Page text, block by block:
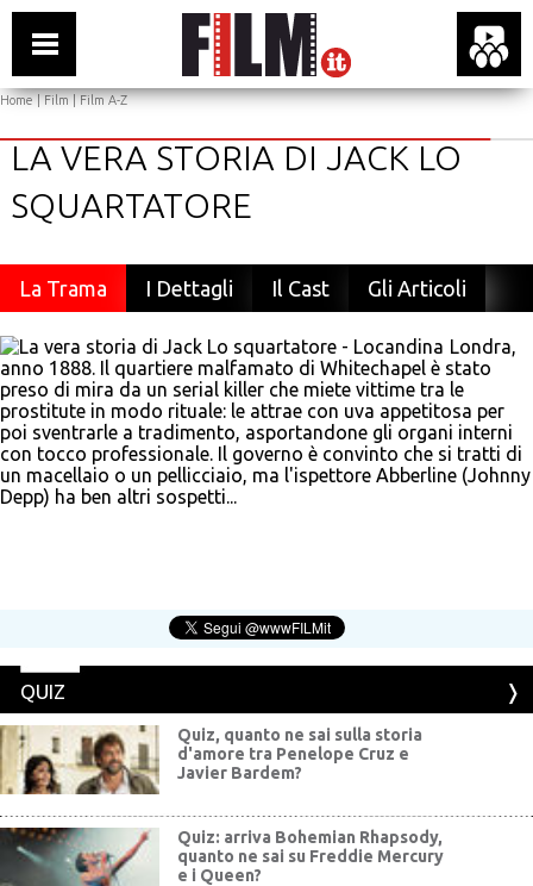
Home|Film|Film A-Z
LA VERA STORIA DI JACK LO
SQUARTATORE
La Trama I Dettagli Il Cast Gli Articoli
Londra,
anno 1888. Il quartiere malfamato di Whitechapel è stato
preso di mira da un serial killer che miete vittime tra le
prostitute in modo rituale: le attrae con uva appetitosa per
poi sventrarle a tradimento, asportandone gli organi interni
con tocco professionale. Il governo è convinto che si tratti di
un macellaio o un pellicciaio, ma l'ispettore Abberline (Johnny
Depp) ha ben altri sospetti...
QUIZ
Quiz, quanto ne sai sulla storia
d'amore tra Penelope Cruz e
Javier Bardem?
Quiz: arriva Bohemian Rhapsody,
quanto ne sai su Freddie Mercury
e i Queen?